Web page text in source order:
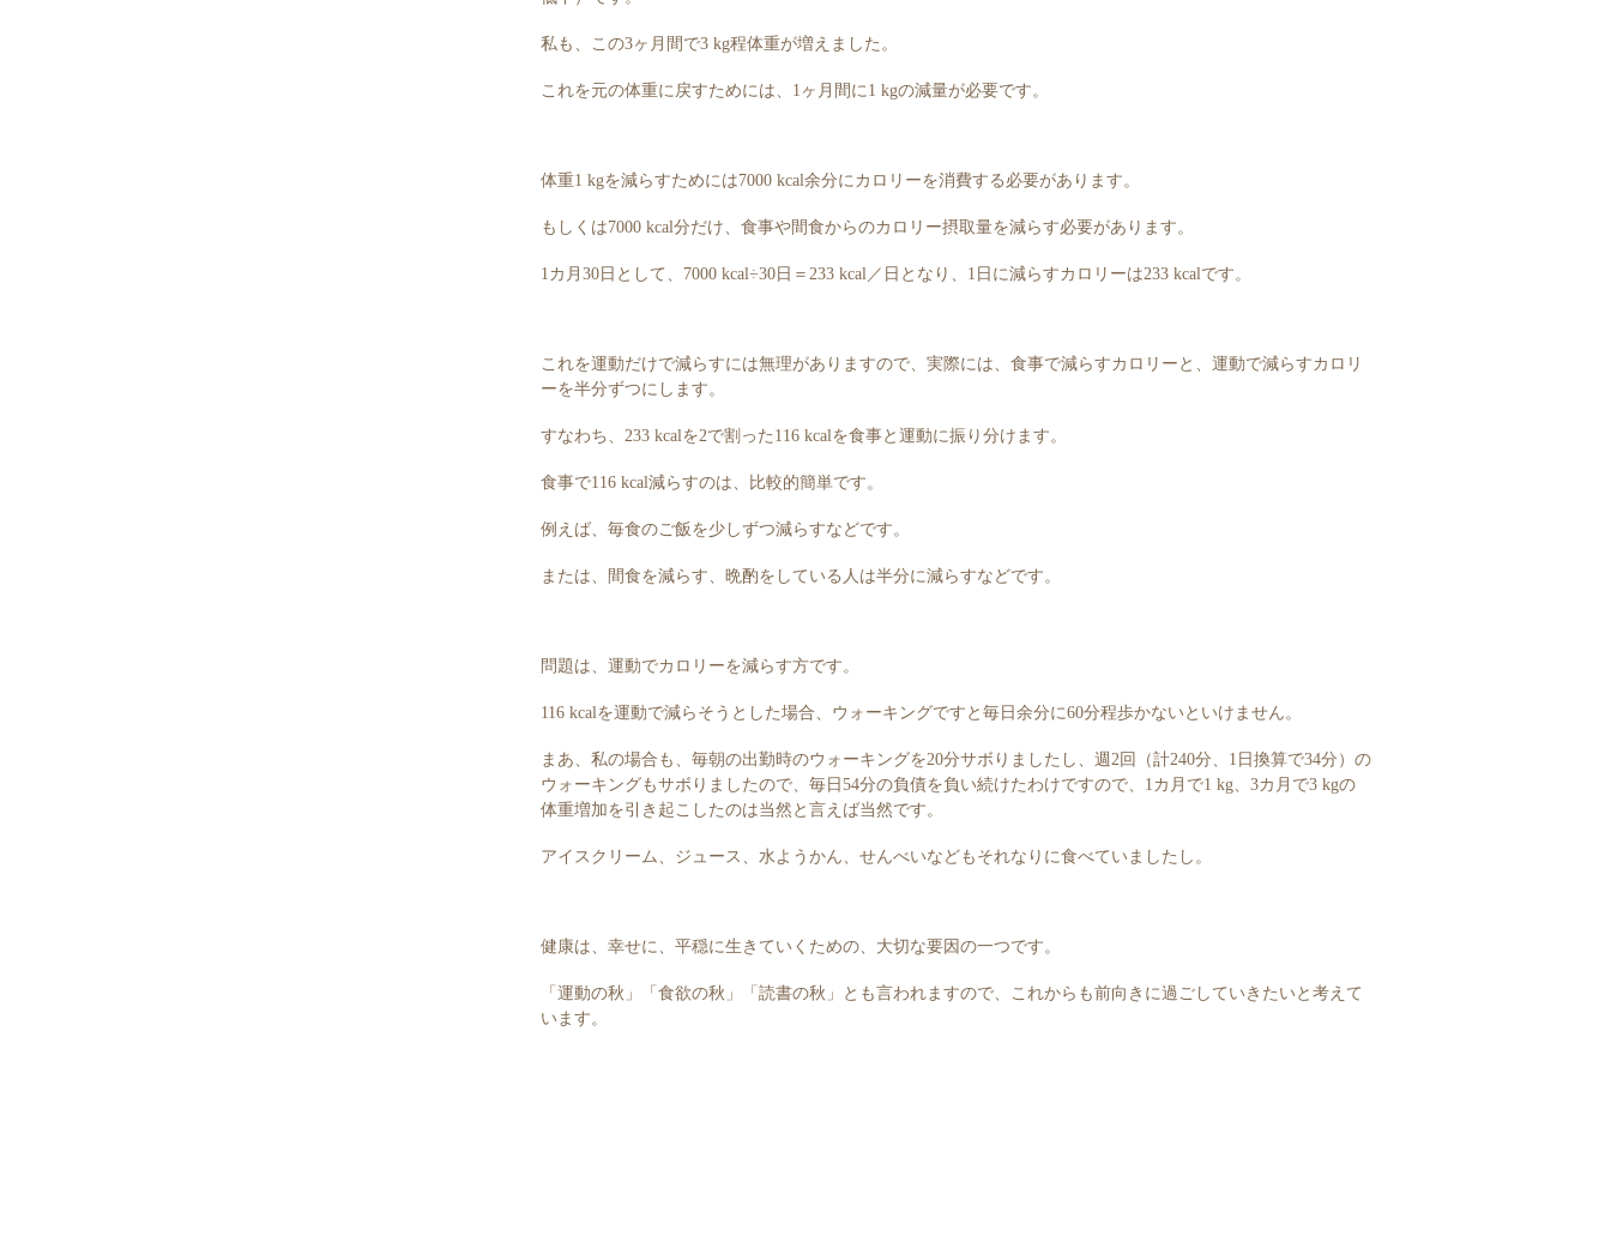
私も、この3ヶ月間で3 kg程体重が増えました。
これを元の体重に戻すためには、1ヶ月間に1 kgの減量が必要です。
体重1 kgを減らすためには7000 kcal余分にカロリーを消費する必要があります。
もしくは7000 kcal分だけ、食事や間食からのカロリー摂取量を減らす必要があります。
1カ月30日として、7000 kcal÷30日＝233 kcal／日となり、1日に減らすカロリーは233 kcalです。
これを運動だけで減らすには無理がありますので、実際には、食事で減らすカロリーと、運動で減らすカロリ
ーを半分ずつにします。
すなわち、233 kcalを2で割った116 kcalを食事と運動に振り分けます。
食事で116 kcal減らすのは、比較的簡単です。
例えば、毎食のご飯を少しずつ減らすなどです。
または、間食を減らす、晩酌をしている人は半分に減らすなどです。
問題は、運動でカロリーを減らす方です。
116 kcalを運動で減らそうとした場合、ウォーキングですと毎日余分に60分程歩かないといけません。
まあ、私の場合も、毎朝の出勤時のウォーキングを20分サボりましたし、週2回（計240分、1日換算で34分）の
ウォーキングもサボりましたので、毎日54分の負債を負い続けたわけですので、1カ月で1 kg、3カ月で3 kgの
体重増加を引き起こしたのは当然と言えば当然です。
アイスクリーム、ジュース、水ようかん、せんべいなどもそれなりに食べていましたし。
健康は、幸せに、平穏に生きていくための、大切な要因の一つです。
「運動の秋」「食欲の秋」「読書の秋」とも言われますので、これからも前向きに過ごしていきたいと考えて
います。